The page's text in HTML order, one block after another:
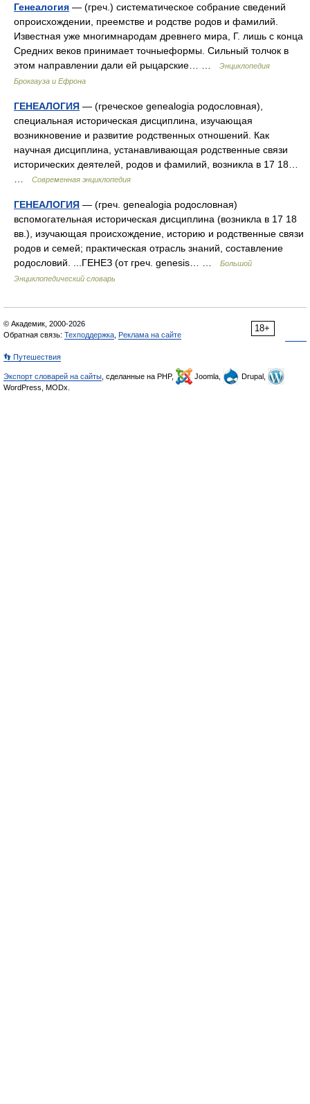
Генеалогия — (греч.) систематическое собрание сведений
опроисхождении, преемстве и родстве родов и фамилий.
Известная уже многимнародам древнего мира, Г. лишь с конца
Средних веков принимает точныеформы. Сильный толчок в
этом направлении дали ей рыцарские… …
Энциклопедия
Брокгауза и Ефрона
ГЕНЕАЛОГИЯ — (греческое genealogia родословная),
специальная историческая дисциплина, изучающая
возникновение и развитие родственных отношений. Как
научная дисциплина, устанавливающая родственные связи
исторических деятелей, родов и фамилий, возникла в 17 18…
Современная энциклопедия
ГЕНЕАЛОГИЯ — (греч. genealogia родословная)
вспомогательная историческая дисциплина (возникла в 17 18
вв.), изучающая происхождение, историю и родственные связи
родов и семей; практическая отрасль знаний, составление
родословий. ...ГЕНЕЗ (от греч. genesis… …
Большой
Энциклопедический словарь
18+
© Академик, 2000-2026
Обратная связь: Техподдержка Реклама на сайте
👣 Путешествия
Экспорт словарей на сайты , сделанные на PHP, Joomla,
Drupal,
WordPress, MODx.